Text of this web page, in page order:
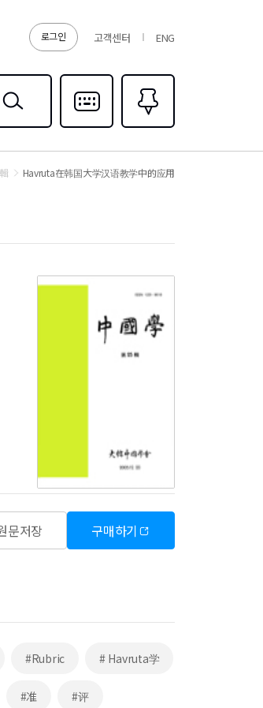
로그인 고객센터 ENG
다국어입력
즐겨찾기0
Havruta在韩国大学汉语教学中的应用
문저장 구매하기
#Rubric # Havruta学
#准 #评